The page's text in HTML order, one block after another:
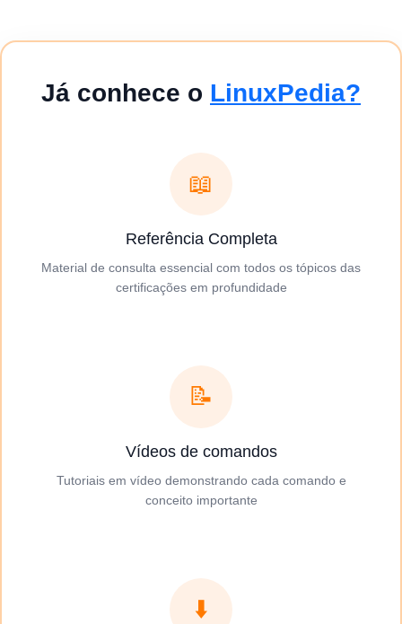
Já conhece o LinuxPedia?
📖
Referência Completa
Material de consulta essencial com todos os tópicos das
certificações em profundidade
📝
Vídeos de comandos
Tutoriais em vídeo demonstrando cada comando e
conceito importante
⬇️